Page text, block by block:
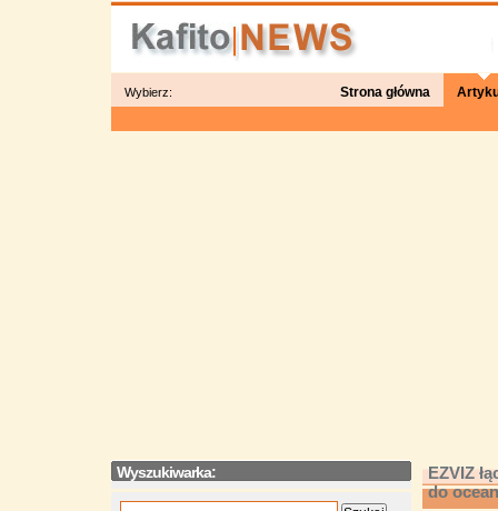
Wybierz: Strona główna
EZVIZ
do
Wyszukiwarka: